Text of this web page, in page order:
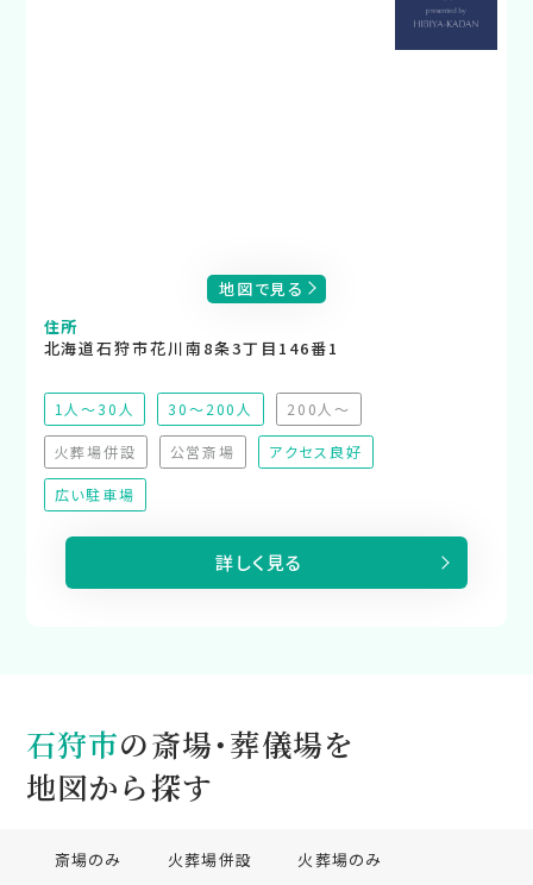
地図で見る
住所
北海道石狩市花川南8条3丁目146番1
1人～30人 30～200人
200人～
（非推奨）
火葬場併設
（非対応）
公営斎場
（非対応）
アクセス良好
広い駐車場
詳しく見る
石狩市の斎場・葬儀場を
地図から探す
斎場のみ 火葬場併設
火葬場のみ